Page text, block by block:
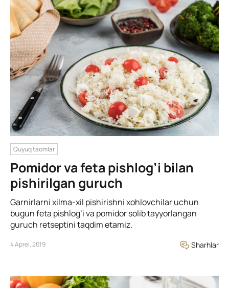
Quyuq taomlar
Pomidor va feta pishlog’i bilan
pishirilgan guruch
Garnirlarni xilma-xil pishirishni xohlovchilar uchun
bugun feta pishlog’i va pomidor solib tayyorlangan
guruch retseptini taqdim etamiz.
4 Aprel, 2019 Sharhlar